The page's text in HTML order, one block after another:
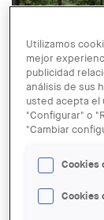
© Michael Moran
17 NOV - 12
Interior
Utilizamos
mejor
publicidad
análisis de sus
usted acepta el
"Configurar" o
"Cambiar
Cookies
Cookies